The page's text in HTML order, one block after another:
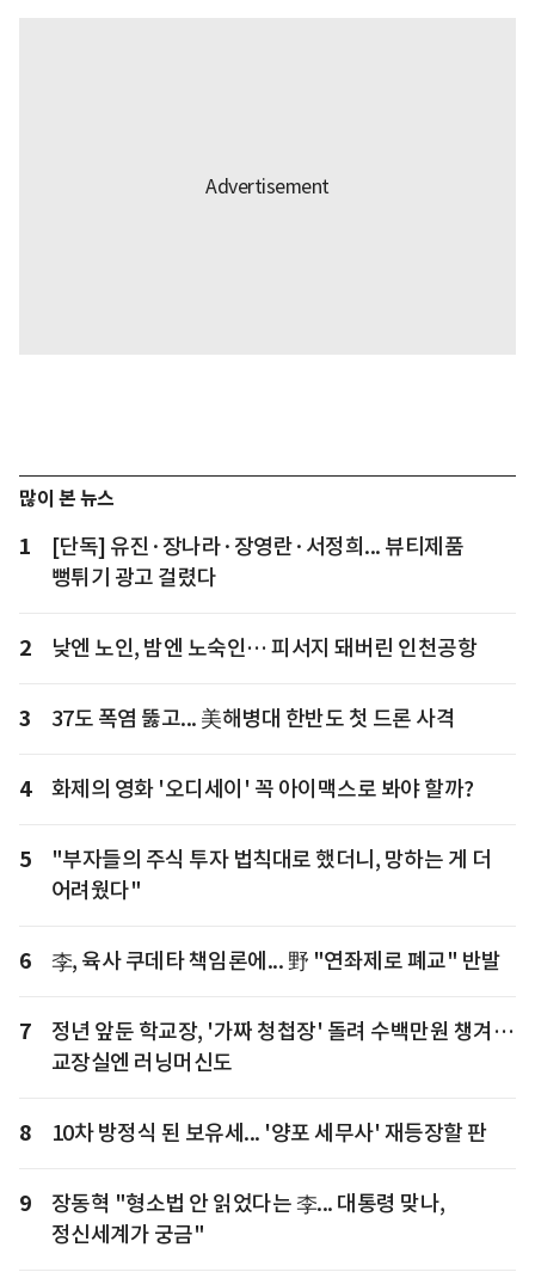
많이 본 뉴스
1
[단독] 유진·장나라·장영란·서정희... 뷰티제품
뻥튀기 광고 걸렸다
2 낮엔 노인, 밤엔 노숙인… 피서지 돼버린 인천공항
3 37도 폭염 뚫고... 美해병대 한반도 첫 드론 사격
4 화제의 영화 '오디세이' 꼭 아이맥스로 봐야 할까?
5
"부자들의 주식 투자 법칙대로 했더니, 망하는 게 더
어려웠다"
6 李, 육사 쿠데타 책임론에... 野 "연좌제로 폐교" 반발
7
정년 앞둔 학교장, '가짜 청첩장' 돌려 수백만원 챙겨…
교장실엔 러닝머신도
8 10차 방정식 된 보유세... '양포 세무사' 재등장할 판
9
장동혁 "형소법 안 읽었다는 李... 대통령 맞나,
정신세계가 궁금"